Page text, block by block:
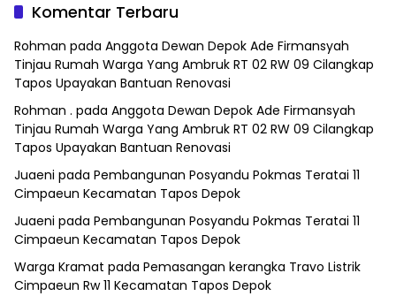
Komentar Terbaru
Rohman pada Anggota Dewan Depok Ade Firmansyah
Tinjau Rumah Warga Yang Ambruk RT 02 RW 09 Cilangkap
Tapos Upayakan Bantuan Renovasi
Rohman . pada Anggota Dewan Depok Ade Firmansyah
Tinjau Rumah Warga Yang Ambruk RT 02 RW 09 Cilangkap
Tapos Upayakan Bantuan Renovasi
Juaeni pada Pembangunan Posyandu Pokmas Teratai 11
Cimpaeun Kecamatan Tapos Depok
Juaeni pada Pembangunan Posyandu Pokmas Teratai 11
Cimpaeun Kecamatan Tapos Depok
Warga Kramat pada Pemasangan kerangka Travo Listrik
Cimpaeun Rw 11 Kecamatan Tapos Depok